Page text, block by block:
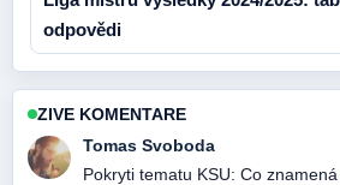
odpovědi
ZIVE KOMENTARE
Tomas Svoboda
Pokryti tematu KSU: Co